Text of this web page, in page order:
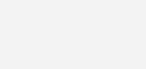
greift oder nicht, hängt allerdings
er tatsächlich Energie benötigt. „Das
den Nahrungsreizen einen emotionalen
Erleben von Appetit“, erklärt
die durch das Essen erzeugt werden,